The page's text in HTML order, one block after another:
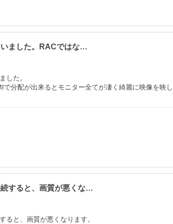
いました。RACではな…
した。
で分配が出来るとモニター全てが凄く綺麗に映像を映
すると、画質が悪くな…
ると、画質が悪くなります。